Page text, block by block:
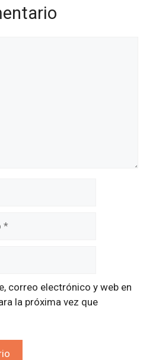
correo electrónico y web en
la próxima vez que